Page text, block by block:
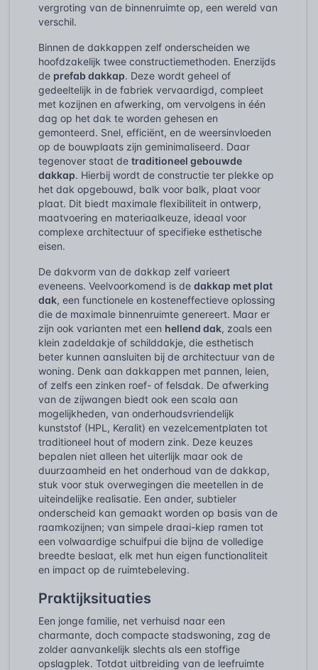
vergroting van de binnenruimte op, een wereld van
verschil.
Binnen de dakkappen zelf onderscheiden we
hoofdzakelijk twee constructiemethoden. Enerzijds
de prefab dakkap. Deze wordt geheel of
gedeeltelijk in de fabriek vervaardigd, compleet
met kozijnen en afwerking, om vervolgens in één
dag op het dak te worden gehesen en
gemonteerd. Snel, efficiënt, en de weersinvloeden
op de bouwplaats zijn geminimaliseerd. Daar
tegenover staat de traditioneel gebouwde
dakkap. Hierbij wordt de constructie ter plekke op
het dak opgebouwd, balk voor balk, plaat voor
plaat. Dit biedt maximale flexibiliteit in ontwerp,
maatvoering en materiaalkeuze, ideaal voor
complexe architectuur of specifieke esthetische
eisen.
De dakvorm van de dakkap zelf varieert
eveneens. Veelvoorkomend is de dakkap met plat
dak, een functionele en kosteneffectieve oplossing
die de maximale binnenruimte genereert. Maar er
zijn ook varianten met een hellend dak, zoals een
klein zadeldakje of schilddakje, die esthetisch
beter kunnen aansluiten bij de architectuur van de
woning. Denk aan dakkappen met pannen, leien,
of zelfs een zinken roef- of felsdak. De afwerking
van de zijwangen biedt ook een scala aan
mogelijkheden, van onderhoudsvriendelijk
kunststof (HPL, Keralit) en vezelcementplaten tot
traditioneel hout of modern zink. Deze keuzes
bepalen niet alleen het uiterlijk maar ook de
duurzaamheid en het onderhoud van de dakkap,
stuk voor stuk overwegingen die meetellen in de
uiteindelijke realisatie. Een ander, subtieler
onderscheid kan gemaakt worden op basis van de
raamkozijnen; van simpele draai-kiep ramen tot
een volwaardige schuifpui die bijna de volledige
breedte beslaat, elk met hun eigen functionaliteit
en impact op de ruimtebeleving.
Praktijksituaties
Een jonge familie, net verhuisd naar een
charmante, doch compacte stadswoning, zag de
zolder aanvankelijk slechts als een stoffige
opslagplek. Totdat uitbreiding van de leefruimte